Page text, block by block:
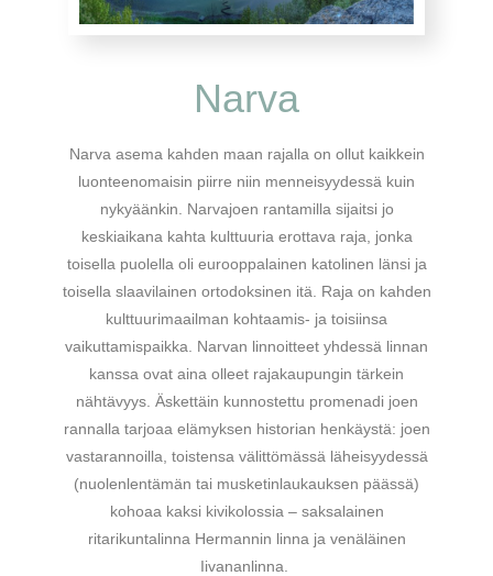
Narva
Narva asema kahden maan rajalla on ollut kaikkein
luonteenomaisin piirre niin menneisyydessä kuin
nykyäänkin. Narvajoen rantamilla sijaitsi jo
keskiaikana kahta kulttuuria erottava raja, jonka
toisella puolella oli eurooppalainen katolinen länsi ja
toisella slaavilainen ortodoksinen itä. Raja on kahden
kulttuurimaailman kohtaamis- ja toisiinsa
vaikuttamispaikka. Narvan linnoitteet yhdessä linnan
kanssa ovat aina olleet rajakaupungin tärkein
nähtävyys. Äskettäin kunnostettu promenadi joen
rannalla tarjoaa elämyksen historian henkäystä: joen
vastarannoilla, toistensa välittömässä läheisyydessä
(nuolenlentämän tai musketinlaukauksen päässä)
kohoaa kaksi kivikolossia – saksalainen
ritarikuntalinna Hermannin linna ja venäläinen
Iivananlinna.